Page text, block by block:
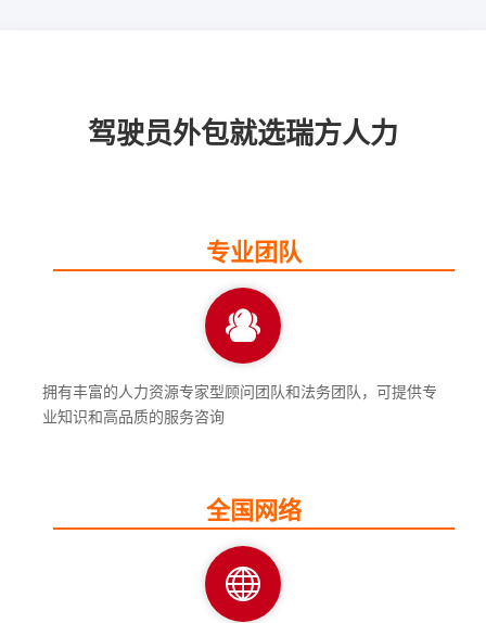
驾驶员外包就选瑞方人力
专业团队
拥有丰富的人力资源专家型顾问团队和法务团队，可提供专
业知识和高品质的服务咨询
全国网络